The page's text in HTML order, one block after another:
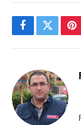
Facebook
Twitter